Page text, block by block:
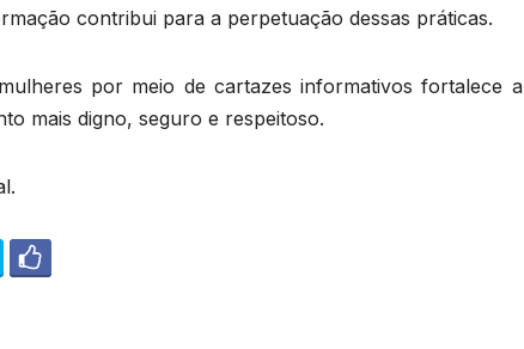
contribui para a perpetuação dessas práticas.
por meio de cartazes informativos fortalece a
mais digno, seguro e respeitoso.